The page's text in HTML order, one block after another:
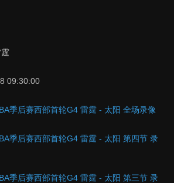
09:30:00
季后赛西部首轮G4 雷霆 - 太阳 全场录像
季后赛西部首轮G4 雷霆 - 太阳 第四节 录
季后赛西部首轮G4 雷霆 - 太阳 第三节 录